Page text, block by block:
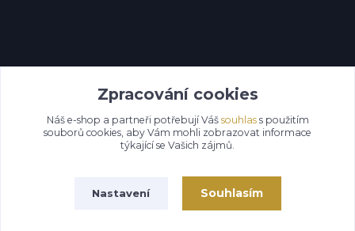
Zpracování cookies
Náš e-shop a partneři potřebují Váš souhlass použitím
souborů cookies, aby Vám mohli zobrazovat informace
týkající se Vašich zájmů.
Nastavení Souhlasím